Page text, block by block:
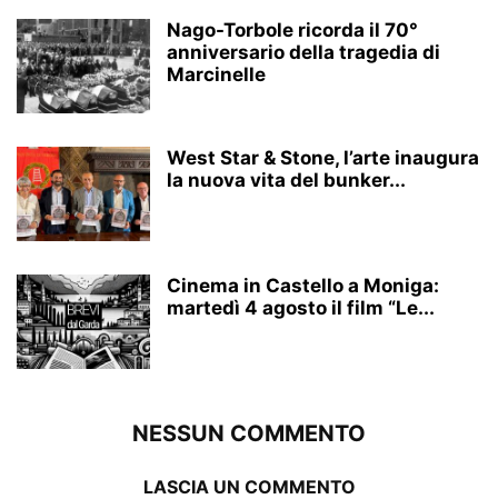
Nago-Torbole ricorda il 70°
anniversario della tragedia di
Marcinelle
West Star & Stone, l’arte inaugura
la nuova vita del bunker...
Cinema in Castello a Moniga:
martedì 4 agosto il film “Le...
NESSUN COMMENTO
LASCIA UN COMMENTO